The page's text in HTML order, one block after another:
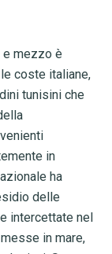
e mezzo è
coste italiane,
tunisini che
in
ha
delle
intercettate nel
in mare,